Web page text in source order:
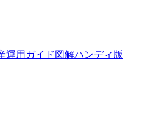
運用ガイド図解ハンディ版